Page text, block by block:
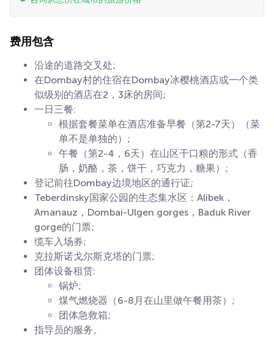
费用包含
沿途的道路交叉处;
在Dombay村的住宿在Dombay冰樱桃酒店或一个类
似级别的酒店在2，3床的房间;
一日三餐:
根据套餐菜单在酒店准备早餐（第2-7天）（菜
单不是单独的）;
午餐（第2-4，6天）在山区干口粮的形式（香
肠，奶酪，茶，饼干，巧克力，糖果）;
登记前往Dombay边境地区的通行证;
Teberdinsky国家公园的生态集水区：Alibek，
Amanauz，Dombai-Ulgen gorges，Baduk River
gorge的门票;
缆车入场券;
克拉斯诺戈尔斯克塔的门票;
团体设备租赁:
锅炉;
煤气燃烧器（6-8月在山里做午餐用茶）;
团体急救箱;
指导员的服务。